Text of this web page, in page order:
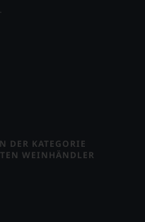
DER KATEGORIE
WEINHÄNDLER